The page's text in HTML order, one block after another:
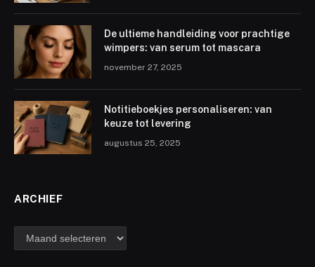
De ultieme handleiding voor prachtige
wimpers: van serum tot mascara
november 27, 2025
Notitieboekjes personaliseren: van
keuze tot levering
augustus 25, 2025
ARCHIEF
archief